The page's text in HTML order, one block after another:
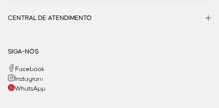
CENTRAL DE ATENDIMENTO
SIGA-NOS
Facebook
Instagram
WhatsApp